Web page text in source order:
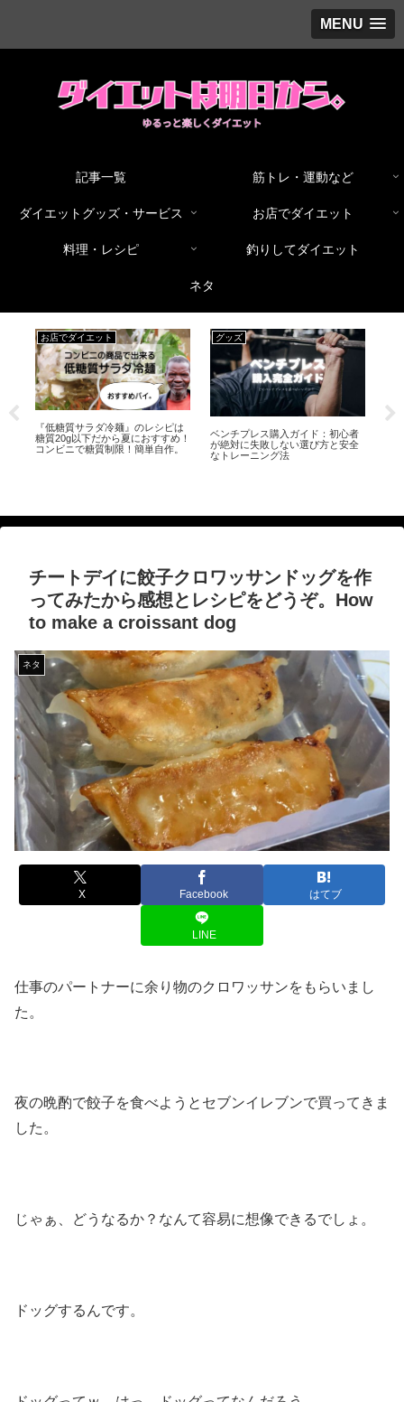
MENU
記事一覧 筋トレ・運動など
ダイエットグッズ・サービス お店でダイエット
料理・レシピ 釣りしてダイエット
ネタ
料理・レシピ
スタバで華麗にドライブスルーし
てみた。スターバックスのドライ
ブスルーの方法。How to drive
ネタ
【500円ランチ】お昼ご飯に久兵衛
チートデイに餃子クロワッサンドッグを作
ってみたから感想とレシピをどうぞ。How
to make a croissant dog
ネタ
X Facebook はてブ
LINE
仕事のパートナーに余り物のクロワッサンをもらいまし
た。
夜の晩酌で餃子を食べようとセブンイレブンで買ってきま
した。
じゃぁ、どうなるか？なんて容易に想像できるでしょ。
ドッグするんです。